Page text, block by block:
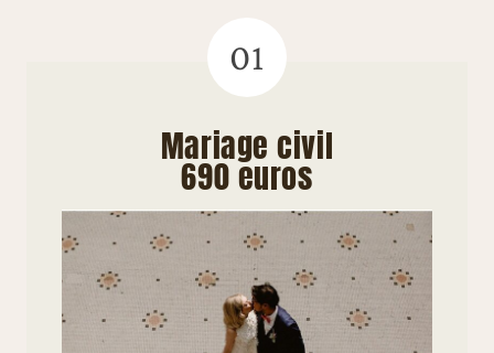
01
Mariage civil
690 euros